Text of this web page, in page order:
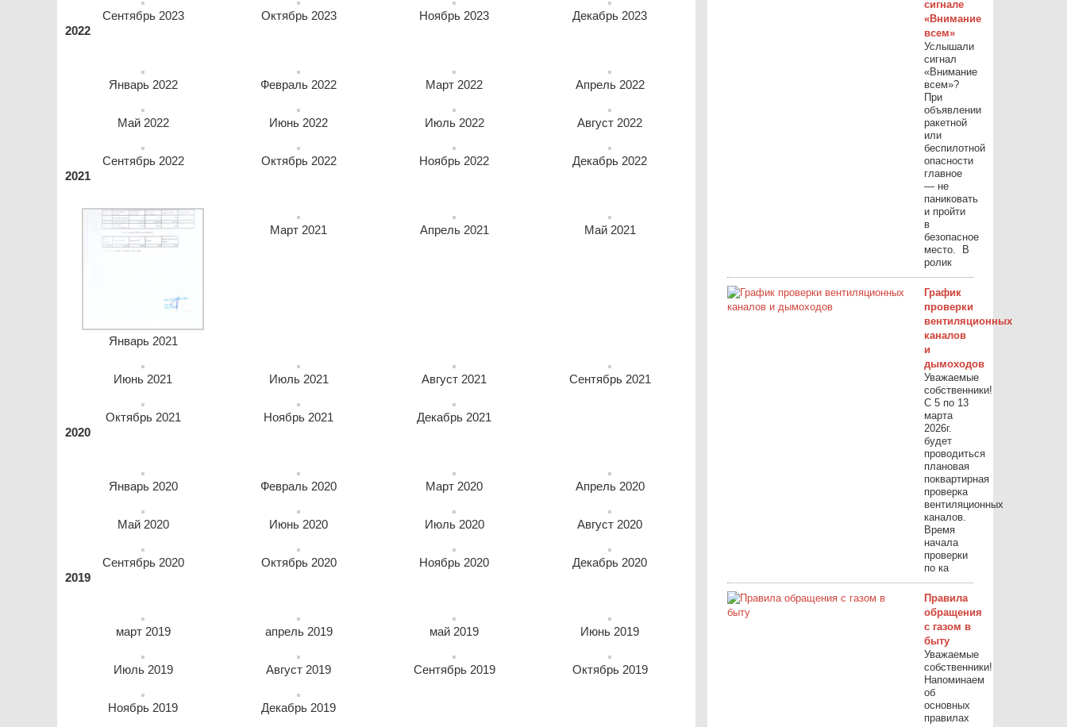
Сентябрь 2023 Октябрь 2023 Ноябрь 2023
Декабрь 2023
2022
Январь 2022 Февраль 2022 Март 2022 Апрель 2022
Май 2022 Июнь 2022 Июль 2022 Август 2022
Сентябрь 2022 Октябрь 2022 Ноябрь 2022
Декабрь 2022
2021
Январь 2021
Март 2021 Апрель 2021 Май 2021
Июнь 2021 Июль 2021 Август 2021 Сентябрь 2021
Октябрь 2021 Ноябрь 2021
Декабрь 2021
2020
Январь 2020 Февраль 2020 Март 2020 Апрель 2020
Май 2020 Июнь 2020 Июль 2020 Август 2020
Сентябрь 2020 Октябрь 2020 Ноябрь 2020
Декабрь 2020
2019
март 2019 апрель 2019 май 2019 Июнь 2019
Июль 2019 Август 2019 Сентябрь 2019 Октябрь 2019
Ноябрь 2019 Декабрь 2019
сигнале
«Внимание
всем»
Услышали
сигнал
«Внимание
всем»?
При
объявлении
ракетной
или
беспилотной
опасности
главное
— не
паниковать
и пройти
в
безопасное
место. ⁣ В
ролик
График
проверки
вентиляционных
каналов
и
дымоходов
Уважаемые
собственники!
С 5 по 13
марта
2026г.
будет
проводиться
плановая
поквартирная
проверка
вентиляционных
каналов.
Время
начала
проверки
по ка
Правила
обращения
с газом в
быту
Уважаемые
собственники!
Напоминаем
об
основных
правилах